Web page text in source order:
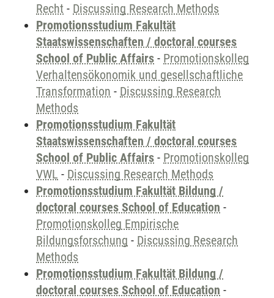
Recht - Discussing Research Methods
Promotionsstudium Fakultät
Staatswissenschaften / doctoral courses
School of Public Affairs - Promotionskolleg
Verhaltensökonomik und gesellschaftliche
Transformation - Discussing Research
Methods
Promotionsstudium Fakultät
Staatswissenschaften / doctoral courses
School of Public Affairs - Promotionskolleg
VWL - Discussing Research Methods
Promotionsstudium Fakultät Bildung /
doctoral courses School of Education -
Promotionskolleg Empirische
Bildungsforschung - Discussing Research
Methods
Promotionsstudium Fakultät Bildung /
doctoral courses School of Education -